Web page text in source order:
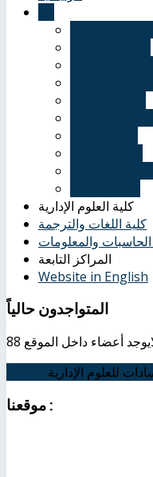
كلية العلوم الإدارية
كلية اللغات والترجمة
الحاسبات والمعلومات
المراكز التابعة
Website in English
المتواجدون حالياً
ولايوجد أعضاء داخل الموقع
للعلوم الإدارية
: